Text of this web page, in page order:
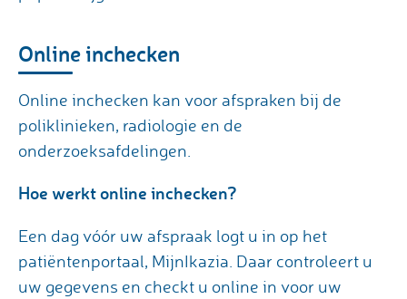
Online inchecken
Online inchecken kan voor afspraken bij de
poliklinieken, radiologie en de
onderzoeksafdelingen.
Hoe werkt online inchecken?
Een dag vóór uw afspraak logt u in op het
patiëntenportaal, MijnIkazia. Daar controleert u
uw gegevens en checkt u online in voor uw